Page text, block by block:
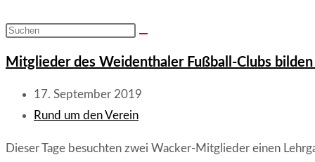
Diese
durchsuchen
Mitglieder des Weidenthaler Fußball-Clubs
Beitrag
veröffentlicht:
17. September 2019
Beitrags-
Rund um den Verein
Dieser Tage besuchten zwei Wacker-Mitglieder einen